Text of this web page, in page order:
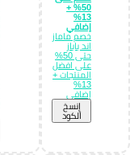
50% +
13%
إضافي
خصم ماماز
اند باباز
حتى 50%
على افضل
المنتجات +
13%
إضافي
إِنسخ
الكود